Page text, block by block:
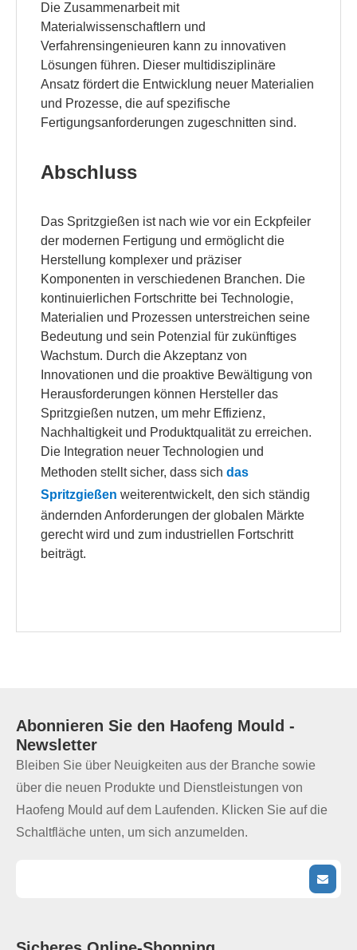
Die Zusammenarbeit mit
Materialwissenschaftlern und
Verfahrensingenieuren kann zu innovativen
Lösungen führen. Dieser multidisziplinäre
Ansatz fördert die Entwicklung neuer Materialien
und Prozesse, die auf spezifische
Fertigungsanforderungen zugeschnitten sind.
Abschluss
Das Spritzgießen ist nach wie vor ein Eckpfeiler
der modernen Fertigung und ermöglicht die
Herstellung komplexer und präziser
Komponenten in verschiedenen Branchen. Die
kontinuierlichen Fortschritte bei Technologie,
Materialien und Prozessen unterstreichen seine
Bedeutung und sein Potenzial für zukünftiges
Wachstum. Durch die Akzeptanz von
Innovationen und die proaktive Bewältigung von
Herausforderungen können Hersteller das
Spritzgießen nutzen, um mehr Effizienz,
Nachhaltigkeit und Produktqualität zu erreichen.
Die Integration neuer Technologien und
Methoden stellt sicher, dass sich das
Spritzgießen weiterentwickelt, den sich ständig
ändernden Anforderungen der globalen Märkte
gerecht wird und zum industriellen Fortschritt
beiträgt.
Abonnieren Sie den Haofeng Mould -
Newsletter
Bleiben Sie über Neuigkeiten aus der Branche sowie
über die neuen Produkte und Dienstleistungen von
Haofeng Mould auf dem Laufenden. Klicken Sie auf die
Schaltfläche unten, um sich anzumelden.